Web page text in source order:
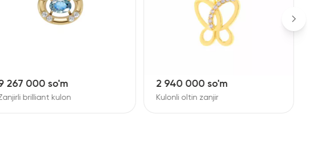
2 940 000 so'm
Kulonli oltin zanjir
14 193 000 so'm
Zanjirli brilliant kulon